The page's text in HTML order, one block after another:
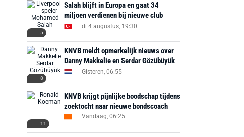
5
Salah blijft in Europa en gaat 34
miljoen verdienen bij nieuwe club
di 4 augustus, 19:30
8
KNVB meldt opmerkelijk nieuws over
Danny Makkelie en Serdar Gözübüyük
Gisteren, 06:55
11
KNVB krijgt pijnlijke boodschap tijdens
zoektocht naar nieuwe bondscoach
Vandaag, 06:25